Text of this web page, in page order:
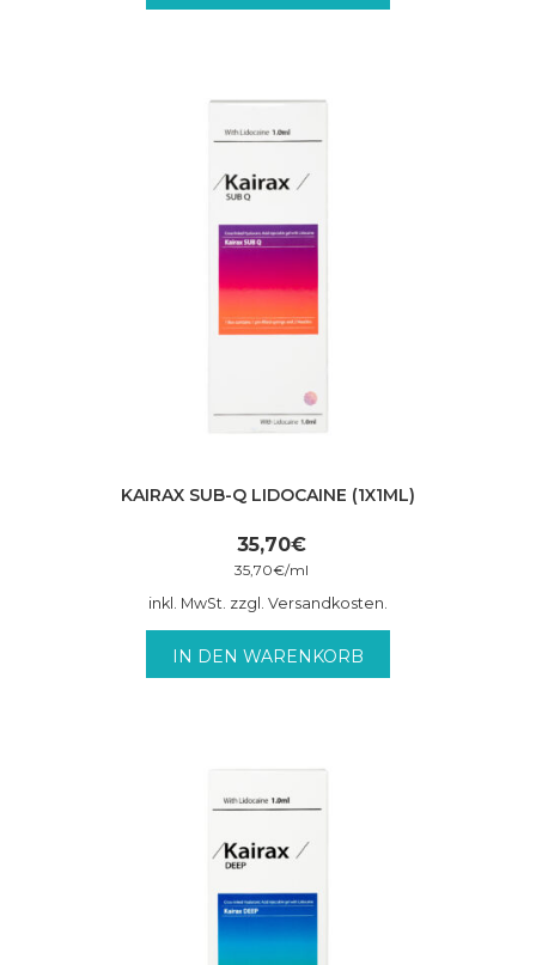
KAIRAX SUB-Q LIDOCAINE (1X1ML)
35,70€
35,70€/ml
inkl. MwSt. zzgl. Versandkosten.
IN DEN WARENKORB